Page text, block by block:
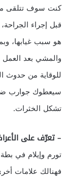
قبل إجراء
هو سبب غيابها،
والمشي بعد
للوقاية من حدوث
سيعطوك جوارب
تشكل الخثرات.
– تعرّف على
فهنالك علامات